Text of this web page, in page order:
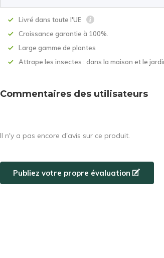
Livré dans toute l'UE
Croissance garantie à 100%.
Large gamme de plantes
Attrape les insectes : dans la maison et le
Commentaires des utilisateurs
Il n'y a pas encore d'avis sur ce produit.
Publiez votre propre évaluation